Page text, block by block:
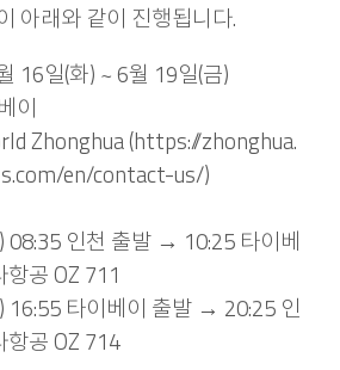
아래와 같이 진행됩니다.
16일(화) ~ 6월 19일(금)
이
Zhonghua (https://zhonghua.
en/contact-us/)
08:35 인천 출발 → 10:25 타이베
공 OZ 711
16:55 타이베이 출발 → 20:25 인
공 OZ 714